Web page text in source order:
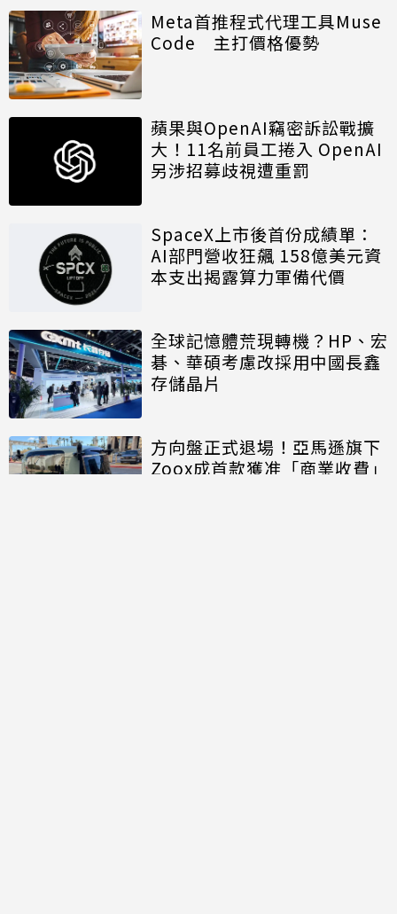
Meta首推程式代理工具Muse
Code 主打價格優勢
蘋果與OpenAI竊密訴訟戰擴
大！11名前員工捲入 OpenAI
另涉招募歧視遭重罰
SpaceX上市後首份成績單：
AI部門營收狂飆 158億美元資
本支出揭露算力軍備代價
全球記憶體荒現轉機？HP、宏
碁、華碩考慮改採用中國長鑫
存儲晶片
方向盤正式退場！亞馬遜旗下
Zoox成首款獲准「商業收費」